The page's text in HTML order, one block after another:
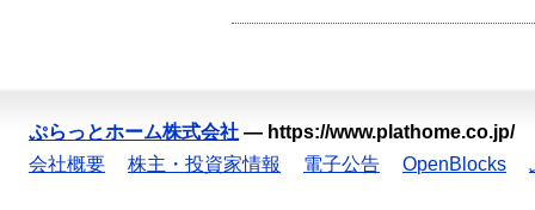
ぷらっとホーム株式会社 — https://www.plathome.co.jp/
会社概要
株主・投資家情報 電子公告 OpenBlocks